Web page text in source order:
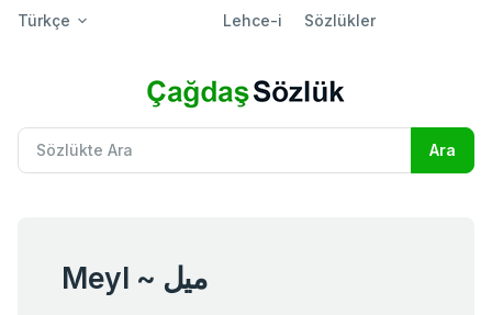
Türkçe Lehce-i Sözlükler
Meyl ~ ميل